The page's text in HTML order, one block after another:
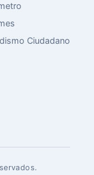
Ciudadano